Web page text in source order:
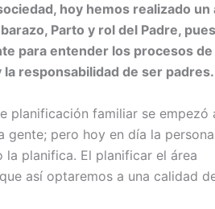
hoy hemos realizado un
Parto y rol del Padre,
para entender los procesos de
responsabilidad de ser padres.
planificación familiar se empezó
pero hoy en día la
planifica. El planificar el área
así optaremos a una calidad